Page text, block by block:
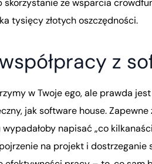
ze wsparcia
tysięcy złotych oszczędności.
z
w Twoje ego, ale prawda
jak software house.
napisać „co
na projekt i